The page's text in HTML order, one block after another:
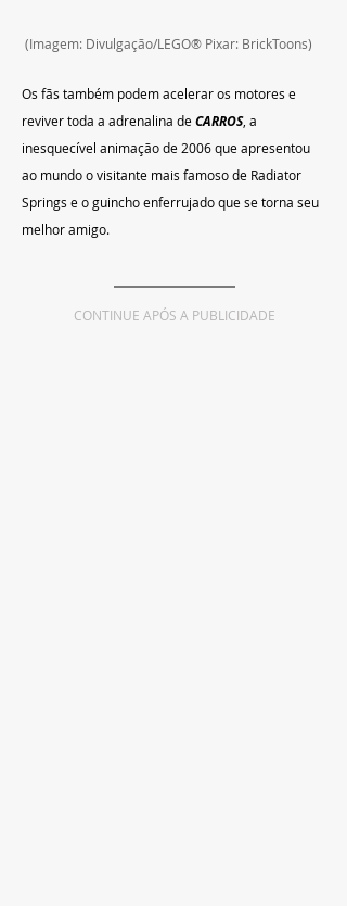
(Imagem: Divulgação/LEGO® Pixar: BrickToons)
Os fãs também podem acelerar os motores e
reviver toda a adrenalina de CARROS, a
inesquecível animação de 2006 que apresentou
ao mundo o visitante mais famoso de Radiator
Springs e o guincho enferrujado que se torna seu
melhor amigo.
CONTINUE APÓS A PUBLICIDADE